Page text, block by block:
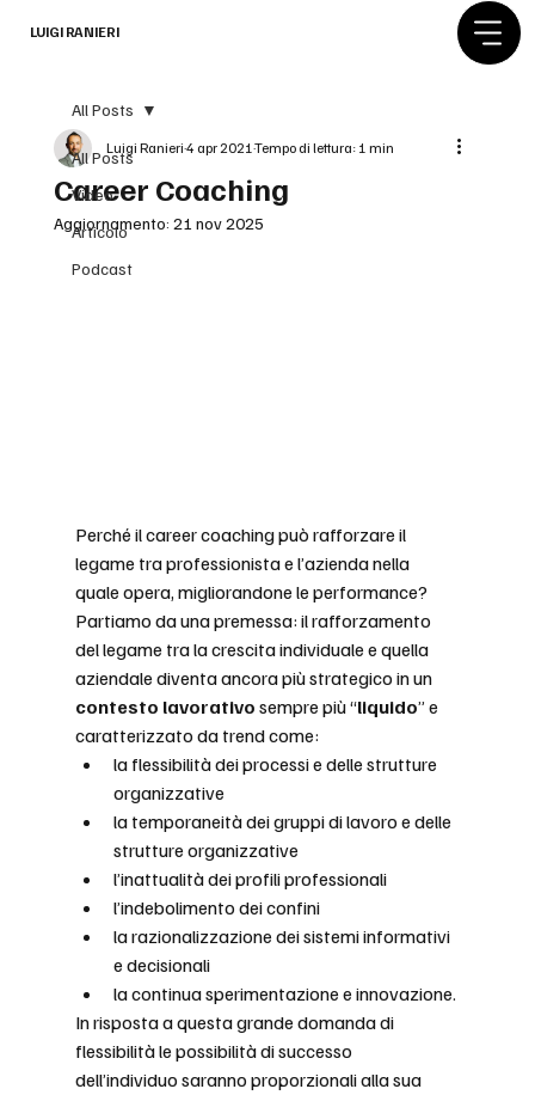
LUIGI RANIERI
All Posts
Video
Articolo
Podcast
All Posts
Career Coaching
Luigi Ranieri4 apr 2021 Tempo di lettura: 1 min
Aggiornamento: 21 nov 2025
Perché il career coaching può rafforzare il
legame tra professionista e l’azienda nella
quale opera, migliorandone le performance?
Partiamo da una premessa: il rafforzamento
del legame tra la crescita individuale e quella
aziendale diventa ancora più strategico in un
contesto lavorativo sempre più “liquido” e
caratterizzato da trend come:
la flessibilità dei processi e delle strutture
organizzative
la temporaneità dei gruppi di lavoro e delle
strutture organizzative
l’inattualità dei profili professionali
l’indebolimento dei confini
la razionalizzazione dei sistemi informativi
e decisionali
la continua sperimentazione e innovazione.
In risposta a questa grande domanda di
flessibilità le possibilità di successo
dell’individuo saranno proporzionali alla sua